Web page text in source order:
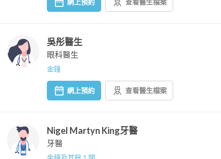
網上預約 查看醫生檔案
吳彤醫生
眼科醫生
金鐘
網上預約 查看醫生檔案
Nigel Martyn King牙醫
牙醫
金鐘及其餘 1 間